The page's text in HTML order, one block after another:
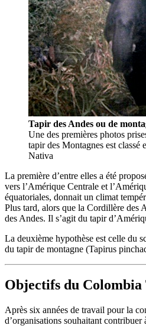
Tapir des Andes ou de
Une des premières photos
tapir des Montagnes est
Nativa
La première d’entre elles a été
vers l’Amérique Centrale et
équatoriales, donnait un climat
Plus tard, alors que la Cordillère des
des Andes. Il s’agit du tapir
La deuxième hypothèse est celle du
du tapir de montagne (Tapirus
Objectifs du Colombia
Après six années de travail pour la
d’organisations souhaitant